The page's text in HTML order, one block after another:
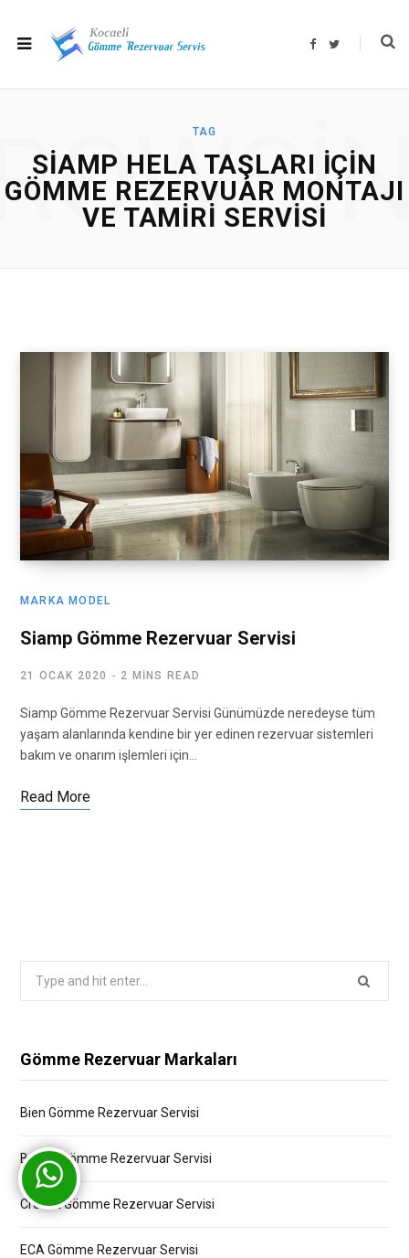
F
T
TAG
SIAMP HELA TAŞLARI IÇIN
GÖMME REZERVUAR MONTAJI
VE TAMIRI SERVISI
MARKA MODEL
Siamp Gömme Rezervuar Servisi
21 OCAK 2020 2 MINS READ
Siamp Gömme Rezervuar Servisi Günümüzde neredeyse tüm
yaşam alanlarında kendine bir yer edinen rezervuar sistemleri
bakım ve onarım işlemleri için…
Read More
Gömme Rezervuar Markaları
Bien Gömme Rezervuar Servisi
Bocchi Gömme Rezervuar Servisi
Creavit Gömme Rezervuar Servisi
ECA Gömme Rezervuar Servisi